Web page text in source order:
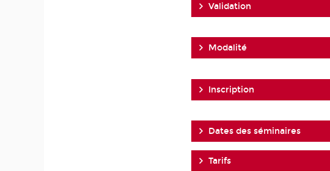
Validation
Modalité
Inscription
Dates des séminaires
Tarifs